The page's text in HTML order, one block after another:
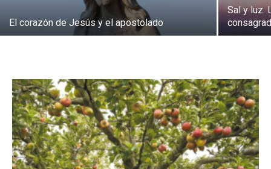
El corazón de Jesús y el apostolado
Sal y luz.